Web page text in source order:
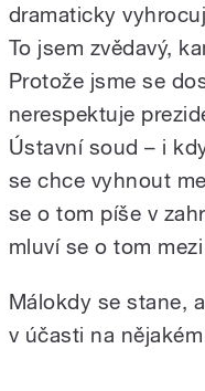
dramaticky
To jsem zvědavý,
Protože jsme se
nerespektuje
Ústavní soud – i
se chce vyhnout
se o tom píše v
mluví se o tom
Málokdy se stane,
v účasti na